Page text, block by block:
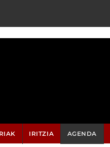
IRITZIA AGENDA